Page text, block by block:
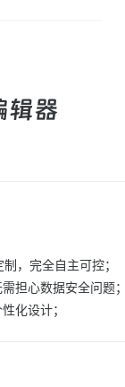
辑器
，完全自主可控；
担心数据安全问题
化设计；